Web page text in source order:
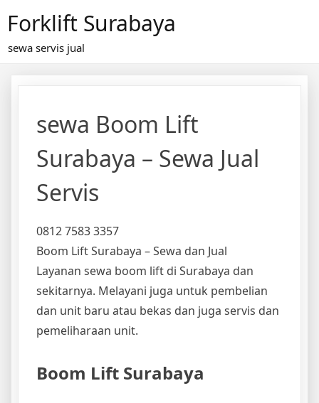
Forklift Surabaya
sewa servis jual
sewa Boom Lift
Surabaya – Sewa Jual
Servis
0812 7583 3357
Boom Lift Surabaya – Sewa dan Jual
Layanan sewa boom lift di Surabaya dan
sekitarnya. Melayani juga untuk pembelian
dan unit baru atau bekas dan juga servis dan
pemeliharaan unit.
Boom Lift Surabaya